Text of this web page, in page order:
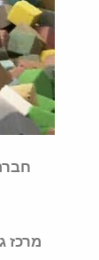
מרכז